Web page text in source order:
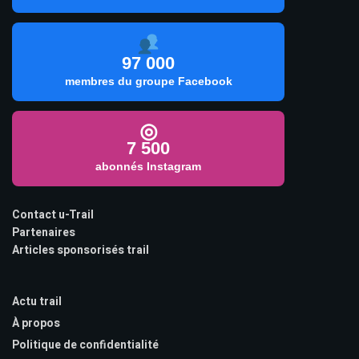
97 000
membres du groupe Facebook
◎
7 500
abonnés Instagram
Contact u-Trail
Partenaires
Articles sponsorisés trail
Actu trail
À propos
Politique de confidentialité